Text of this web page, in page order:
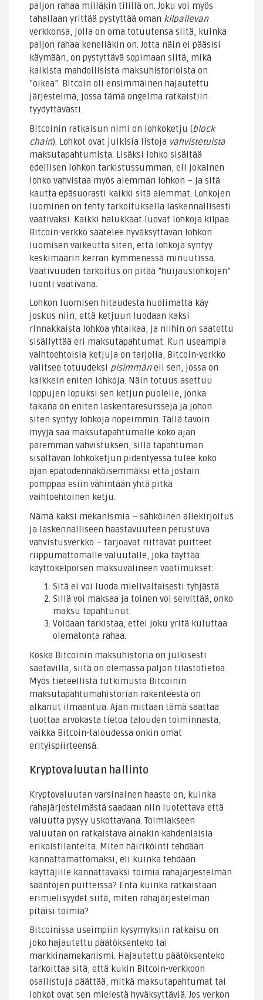
paljon rahaa milläkin tilillä on. Joku voi myös
tahallaan yrittää pystyttää oman kilpailevan
verkkonsa, jolla on oma totuutensa siitä, kuinka
paljon rahaa kenelläkin on. Jotta näin ei pääsisi
käymään, on pystyttävä sopimaan siitä, mikä
kaikista mahdollisista maksuhistorioista on
”oikea”. Bitcoin oli ensimmäinen hajautettu
järjestelmä, jossa tämä ongelma ratkaistiin
tyydyttävästi.
Bitcoinin ratkaisun nimi on lohkoketju (block
chain). Lohkot ovat julkisia listoja vahvistetuista
maksutapahtumista. Lisäksi lohko sisältää
edellisen lohkon tarkistussumman, eli jokainen
lohko vahvistaa myös aiemman lohkon – ja sitä
kautta epäsuorasti kaikki sitä aiemmat. Lohkojen
luominen on tehty tarkoituksella laskennallisesti
vaativaksi. Kaikki halukkaat luovat lohkoja kilpaa.
Bitcoin-verkko säätelee hyväksyttävän lohkon
luomisen vaikeutta siten, että lohkoja syntyy
keskimäärin kerran kymmenessä minuutissa.
Vaativuuden tarkoitus on pitää ”huijauslohkojen”
luonti vaativana.
Lohkon luomisen hitaudesta huolimatta käy
joskus niin, että ketjuun luodaan kaksi
rinnakkaista lohkoa yhtaikaa, ja niihin on saatettu
sisällyttää eri maksutapahtumat. Kun useampia
vaihtoehtoisia ketjuja on tarjolla, Bitcoin-verkko
valitsee totuudeksi pisimmäneli sen, jossa on
kaikkein eniten lohkoja. Näin totuus asettuu
loppujen lopuksi sen ketjun puolelle, jonka
takana on eniten laskentaresursseja ja johon
siten syntyy lohkoja nopeimmin. Tällä tavoin
myyjä saa maksutapahtumalle koko ajan
paremman vahvistuksen, sillä tapahtuman
sisältävän lohkoketjun pidentyessä tulee koko
ajan epätodennäköisemmäksi että jostain
pomppaa esiin vähintään yhtä pitkä
vaihtoehtoinen ketju.
Nämä kaksi mekanismia – sähköinen allekirjoitus
ja laskennalliseen haastavuuteen perustuva
vahvistusverkko – tarjoavat riittävät puitteet
riippumattomalle valuutalle, joka täyttää
käyttökelpoisen maksuvälineen vaatimukset:
Sitä ei voi luoda mielivaltaisesti tyhjästä.
Sillä voi maksaa ja toinen voi selvittää, onko
maksu tapahtunut.
Voidaan tarkistaa, ettei joku yritä kuluttaa
olematonta rahaa.
Koska Bitcoinin maksuhistoria on julkisesti
saatavilla, siitä on olemassa paljon tilastotietoa.
Myös tieteellistä tutkimusta Bitcoinin
maksutapahtumahistorian rakenteesta on
alkanut ilmaantua. Ajan mittaan tämä saattaa
tuottaa arvokasta tietoa talouden toiminnasta,
vaikka Bitcoin-taloudessa onkin omat
erityispiirteensä.
Kryptovaluutan hallinto
Kryptovaluutan varsinainen haaste on, kuinka
rahajärjestelmästä saadaan niin luotettava että
valuutta pysyy uskottavana. Toimiakseen
valuutan on ratkaistava ainakin kahdenlaisia
erikoistilanteita. Miten häiriköinti tehdään
kannattamattomaksi, eli kuinka tehdään
käyttäjille kannattavaksi toimia rahajärjestelmän
sääntöjen puitteissa? Entä kuinka ratkaistaan
erimielisyydet siitä, miten rahajärjestelmän
pitäisi toimia?
Bitcoinissa useimpiin kysymyksiin ratkaisu on
joko hajautettu päätöksenteko tai
markkinamekanismi. Hajautettu päätöksenteko
tarkoittaa sitä, että kukin Bitcoin-verkkoon
osallistuja päättää, mitkä maksutapahtumat tai
lohkot ovat sen mielestä hyväksyttäviä. Jos verkon